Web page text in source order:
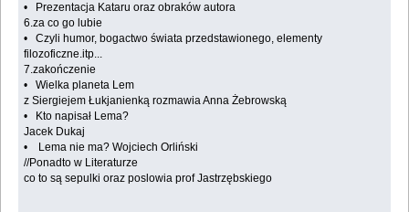
• Prezentacja Kataru oraz obraków autora
6.za co go lubie
• Czyli humor, bogactwo świata przedstawionego, elementy
filozoficzne.itp...
7.zakończenie
• Wielka planeta Lem
z Siergiejem Łukjanienką rozmawia Anna Żebrowską
• Kto napisał Lema?
Jacek Dukaj
• Lema nie ma? Wojciech Orliński
//Ponadto w Literaturze
co to są sepulki oraz poslowia prof Jastrzębskiego